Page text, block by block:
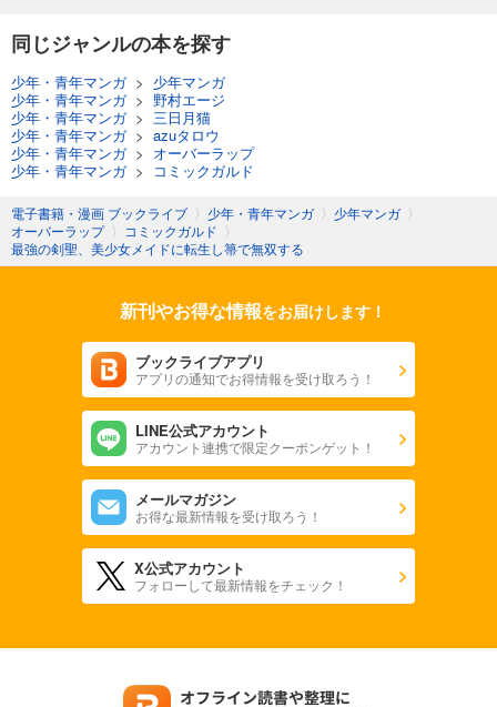
同じジャンルの本を探す
少年・青年マンガ> 少年マンガ
少年・青年マンガ> 野村エージ
少年・青年マンガ> 三日月猫
少年・青年マンガ> azuタロウ
少年・青年マンガ> オーバーラップ
少年・青年マンガ> コミックガルド
電子書籍・漫画 ブックライブ 〉 少年・青年マンガ 〉 少年マンガ 〉
オーバーラップ 〉 コミックガルド 〉
最強の剣聖、美少女メイドに転生し箒で無双する
新刊やお得な情報をお届けします！
ブックライブアプリ
アプリの通知でお得情報を受け取ろう！
LINE公式アカウント
アカウント連携で限定クーポンゲット！
メールマガジン
お得な最新情報を受け取ろう！
X公式アカウント
フォローして最新情報をチェック！